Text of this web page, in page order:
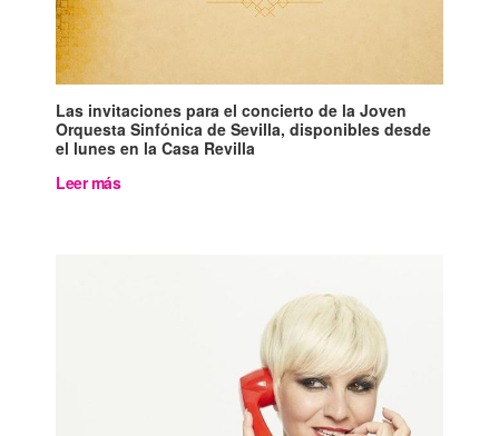
Las invitaciones para el concierto de la Joven
Orquesta Sinfónica de Sevilla, disponibles desde
el lunes en la Casa Revilla
Leer más